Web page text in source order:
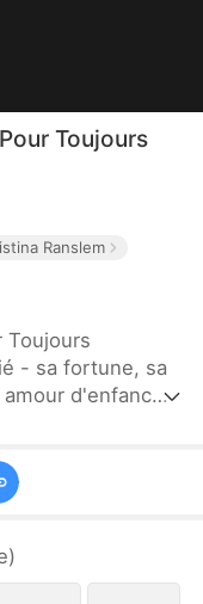
Toujours
Ranslem
Toujours
- sa fortune, sa
d'enfance
chances.
Rousseau,
chance est
pour de
)